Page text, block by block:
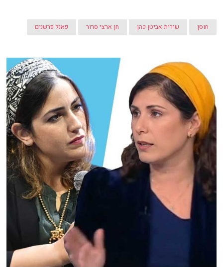
חוסן שירית אביטן כהן חן ארצי סרור פאנל פרשנים